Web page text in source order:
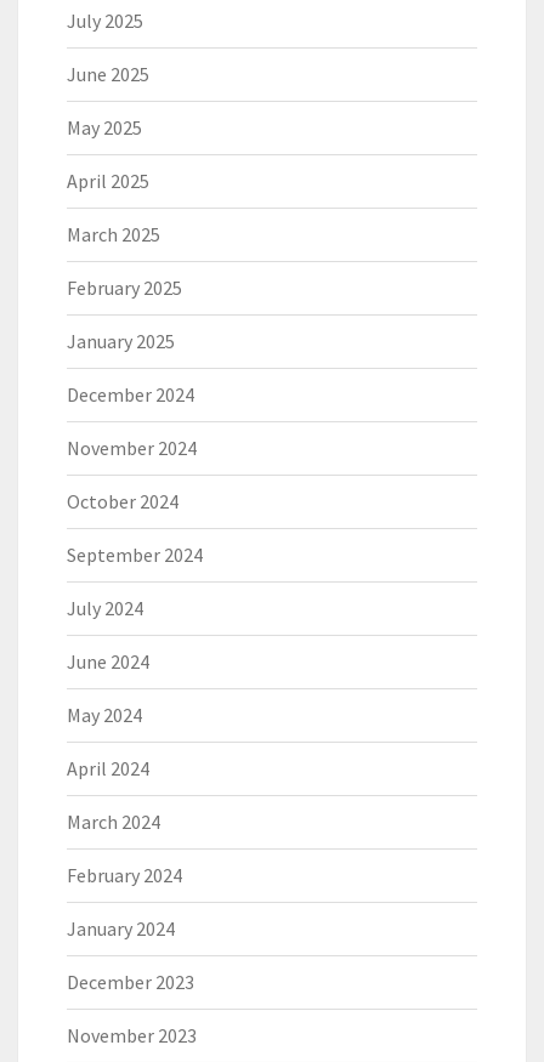
July 2025
June 2025
May 2025
April 2025
March 2025
February 2025
January 2025
December 2024
November 2024
October 2024
September 2024
July 2024
June 2024
May 2024
April 2024
March 2024
February 2024
January 2024
December 2023
November 2023